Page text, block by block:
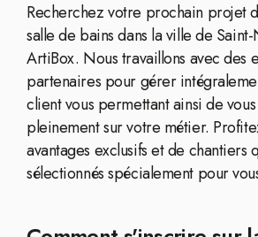
Recherchez votre prochain projet
salle de bains dans la ville de
ArtiBox. Nous travaillons avec des
partenaires pour gérer
client vous permettant ainsi de
pleinement sur votre métier.
avantages exclusifs et de chantiers
sélectionnés spécialement pour